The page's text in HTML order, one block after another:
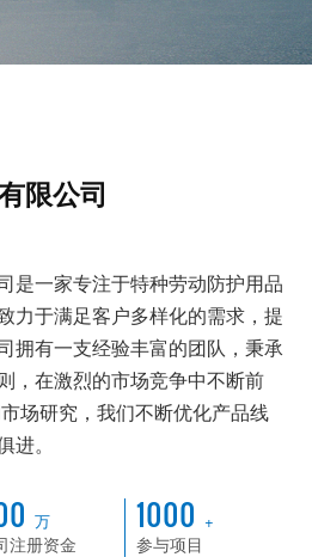
限公司
是一家专注于特种劳动防护用品
力于满足客户多样化的需求，提
拥有一支经验丰富的团队，秉承
，在激烈的市场竞争中不断前
场研究，我们不断优化产品线
。
万
注册资金
1000 +
参与项目